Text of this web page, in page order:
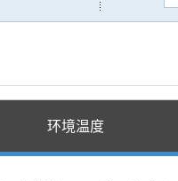
环境温度